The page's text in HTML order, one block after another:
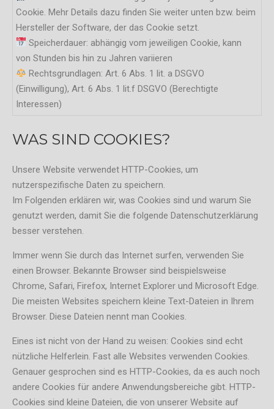
Cookie. Mehr Details dazu finden Sie weiter unten bzw. beim
Hersteller der Software, der das Cookie setzt.
Speicherdauer: abhängig vom jeweiligen Cookie, kann
von Stunden bis hin zu Jahren variieren
Rechtsgrundlagen: Art. 6 Abs. 1 lit. a DSGVO
(Einwilligung), Art. 6 Abs. 1 lit.f DSGVO (Berechtigte
Interessen)
WAS SIND COOKIES?
Unsere Website verwendet HTTP-Cookies, um
nutzerspezifische Daten zu speichern.
Im Folgenden erklären wir, was Cookies sind und warum Sie
genutzt werden, damit Sie die folgende Datenschutzerklärung
besser verstehen.
Immer wenn Sie durch das Internet surfen, verwenden Sie
einen Browser. Bekannte Browser sind beispielsweise
Chrome, Safari, Firefox, Internet Explorer und Microsoft Edge.
Die meisten Websites speichern kleine Text-Dateien in Ihrem
Browser. Diese Dateien nennt man Cookies.
Eines ist nicht von der Hand zu weisen: Cookies sind echt
nützliche Helferlein. Fast alle Websites verwenden Cookies.
Genauer gesprochen sind es HTTP-Cookies, da es auch noch
andere Cookies für andere Anwendungsbereiche gibt. HTTP-
Cookies sind kleine Dateien, die von unserer Website auf